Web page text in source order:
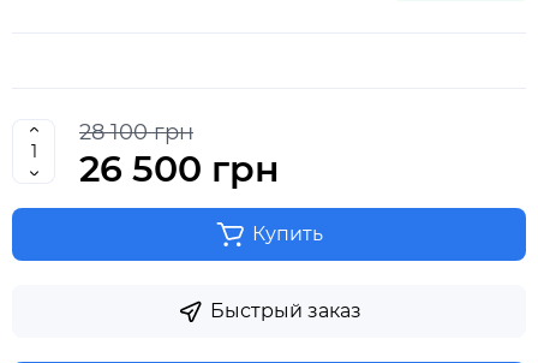
28 100 грн
26 500 грн
Купить
Быстрый заказ